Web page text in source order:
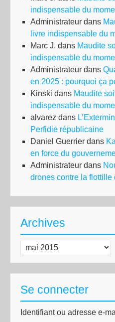
indispensable du
Administrateur dans
livre indispensable du
Marc J. dans Maudite
indispensable du
Administrateur dans
en 2025 : pourquoi ça
Kinski dans Maudite
indispensable du
alvarez dans
Perfidie républicaine
Daniel Guerrier dans
en force du
Administrateur dans
drones contre la flottille
Archives
Archives
Se connecter
Identifiant ou adresse e-